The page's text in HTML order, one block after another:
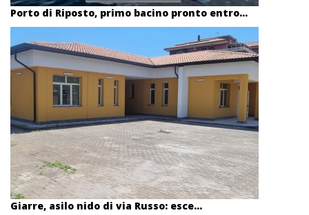
Porto di Riposto, primo bacino pronto entro...
Giarre, asilo nido di via Russo: esce...